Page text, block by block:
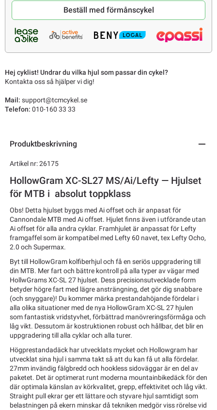
Beställ med förmånscykel
Hej cyklist! Undrar du vilka hjul som passar din cykel?
Kontakta oss så hjälper vi dig!
Mail: support@tcmcykel.se
Telefon: 010-160 33 33
Produktbeskrivning
Artikel nr: 26175
HollowGram XC-SL27 MS/Ai/Lefty — Hjulset
för MTB i absolut toppklass
Obs! Detta hjulset byggs med Ai offset och är anpasat för
Cannondale MTB med Ai offset. Hjulet finns även i utförande utan
Ai offset för alla andra cyklar. Framhjulet är anpassat för Lefty
framgaffel som är kompatibel med Lefty 60 navet, tex Lefty Ocho,
2.0 och Supermax.
Byt till HollowGram kolfiberhjul och få en seriös uppgradering till
din MTB. Mer fart och bättre kontroll på alla typer av vägar med
HollwGrams XC-SL 27 hjulset. Dess precisionsutvecklade form
betyder högre fart med lägre ansträngning, det gör dig snabbare
(och snyggare)! Du kommer märka prestandahöjande fördelar i
alla olika situationer med de nya HollowGram XC-SL 27 hjulen
som fantastisk vridstyvhet, förbättrad manövreringsförmåga och
låg vikt. Dessutom är kostruktionen robust och hållbar, det blir en
uppgradering till alla cyklar och alla turer.
Högprestandadäck har utvecklats mycket och Hollowgram har
utvecklat sina hjul i samma takt så att du kan få ut alla fördelar.
27mm invändig fälgbredd och hookless sidoväggar är en del av
paketet. Det är optimerat runt moderna mountainbikedäck för den
där optimala känslan av körkvalitet, grepp, effektivitet och låg vikt.
Straight pull ekrar ger ett lättare och styvare hjul samtidigt som
belastningen på ekern minskar då tekniken medgör viss rörelse vid